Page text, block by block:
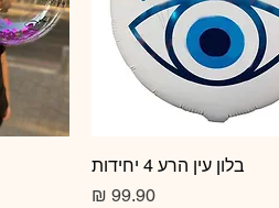
תצוגה מהירה
בלון עין הרע 4 יחידות
מחיר‏99.90 ‏₪